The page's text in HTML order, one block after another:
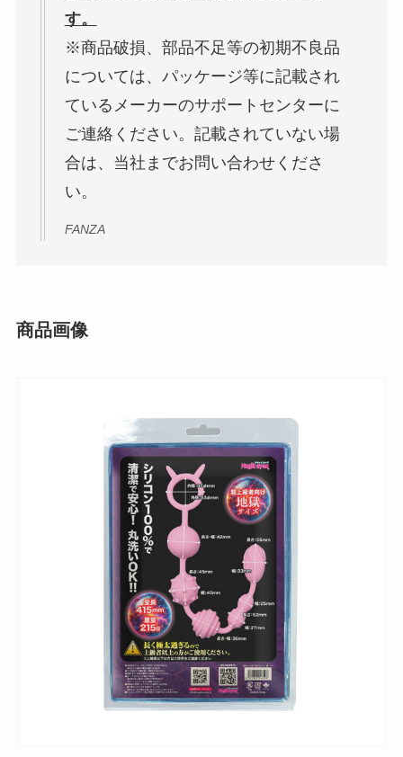
す。
※商品破損、部品不足等の初期不良品
については、パッケージ等に記載され
ているメーカーのサポートセンターに
ご連絡ください。記載されていない場
合は、当社までお問い合わせくださ
い。
FANZA
商品画像